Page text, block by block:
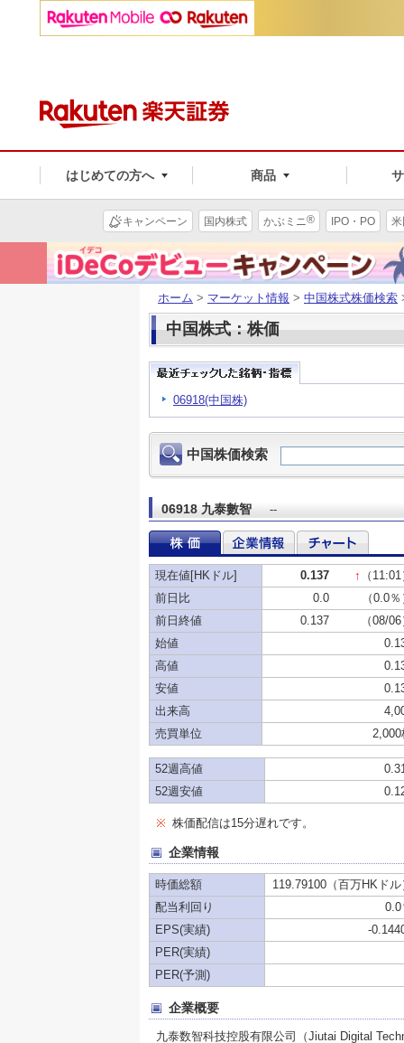
はじめての方へ 商品
キャンペーン 国内株式 かぶミニ® IPO・PO
ホーム > マーケット情報 > 中国株式株価検索
中国株式：株価
06918(中国株)